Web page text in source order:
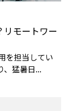
リモートワー
を担当してい
、猛暑日...